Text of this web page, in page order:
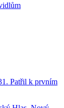
Patřil k prvním